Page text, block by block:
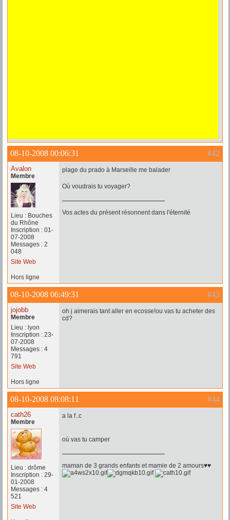
#42
08-10-2008 00:06:31
Avalon
Membre
Lieu : Bouches
du Rhône
Inscription : 01-
07-2008
Messages : 2
048
Site Web
plage du prado à Marseille me balader
Où voudrais tu voyager?
Vos actes du présent résonnent dans l'éternité
Hors ligne
#43
08-10-2008 06:49:31
jojobb
Membre
Lieu : lyon
Inscription : 23-
07-2008
Messages : 4
791
Site Web
oh j aimerais tant aller en ecosse!ou vas tu acheter des
cd?
Hors ligne
#44
08-10-2008 08:08:11
cath26
Membre
Lieu : drôme
Inscription : 29-
01-2008
Messages : 4
521
Site Web
a la f..c
où vas tu camper
maman de 3 grands enfants et mamie de 2 amours♥♥